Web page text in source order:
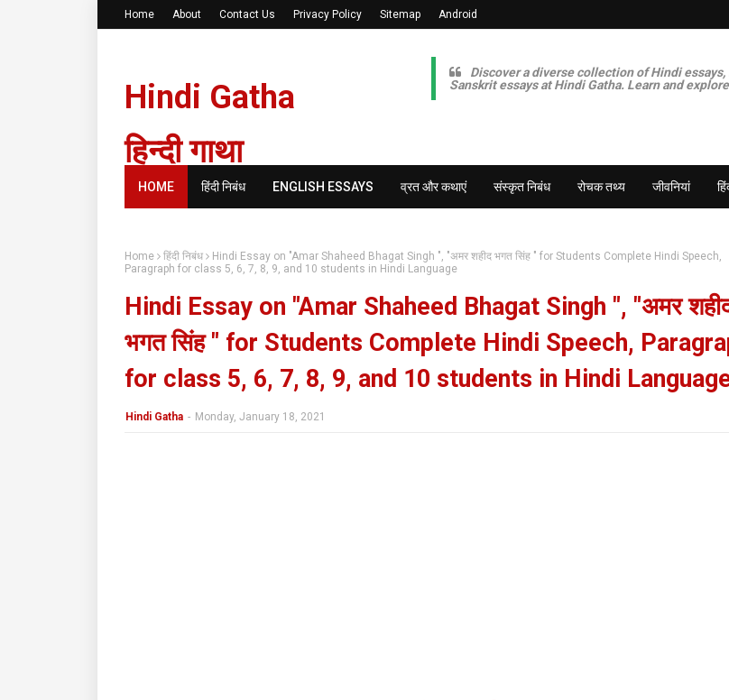
Home About Contact Us Privacy Policy Sitemap Android
Hindi Gatha
हिन्दी गाथा
Discover a diverse collection of Hindi
Sanskrit essays at Hindi Gatha. Learn and
HOME हिंदी निबंध ENGLISH ESSAYS व्रत और कथाएं संस्कृत निबंध रोचक तथ्य जीवनियां
Home हिंदी निबंध
Hindi Essay on "Amar Shaheed Bhagat Singh ", "अमर शहीद भगत सिंह " for Students Complete Hindi Speech,
Paragraph for class 5, 6, 7, 8, 9, and 10 students in Hindi Language
Hindi Essay on "Amar Shaheed Bhagat Singh ", "अमर
भगत सिंह " for Students Complete Hindi Speech,
for class 5, 6, 7, 8, 9, and 10 students in Hindi
Hindi Gatha - Monday, January 18, 2021